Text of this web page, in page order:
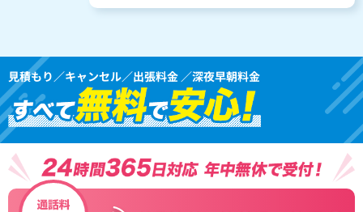
見積もり／キャンセル／出張料金 ／深夜早朝料金